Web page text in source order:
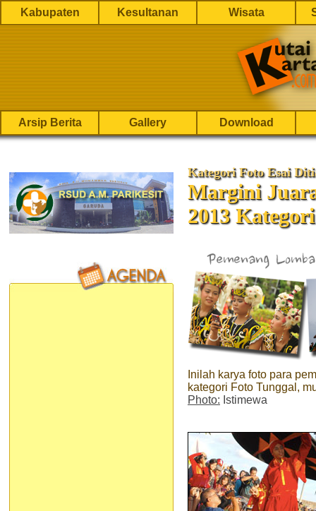
Kabupaten Kesultanan Wisata
Arsip Berita Gallery Download
Kategori Foto Esai
Margini
2013
Inilah karya foto para
kategori Foto Tunggal,
Photo: Istimewa